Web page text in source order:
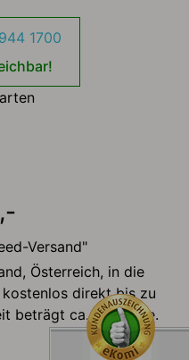
1700
Versand"
Österreich, in die
direkt bis zu
beträgt ca. 2-3 Tage.